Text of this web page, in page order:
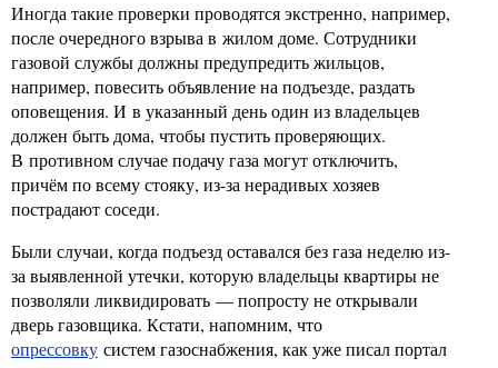
Иногда такие проверки проводятся экстренно, например,
после очередного взрыва в жилом доме. Сотрудники
газовой службы должны предупредить жильцов,
например, повесить объявление на подъезде, раздать
оповещения. И в указанный день один из владельцев
должен быть дома, чтобы пустить проверяющих.
В противном случае подачу газа могут отключить,
причём по всему стояку, из-за нерадивых хозяев
пострадают соседи.
Были случаи, когда подъезд оставался без газа неделю из-
за выявленной утечки, которую владельцы квартиры не
позволяли ликвидировать — попросту не открывали
дверь газовщика. Кстати, напомним, что
опрессовку систем газоснабжения, как уже писал портал